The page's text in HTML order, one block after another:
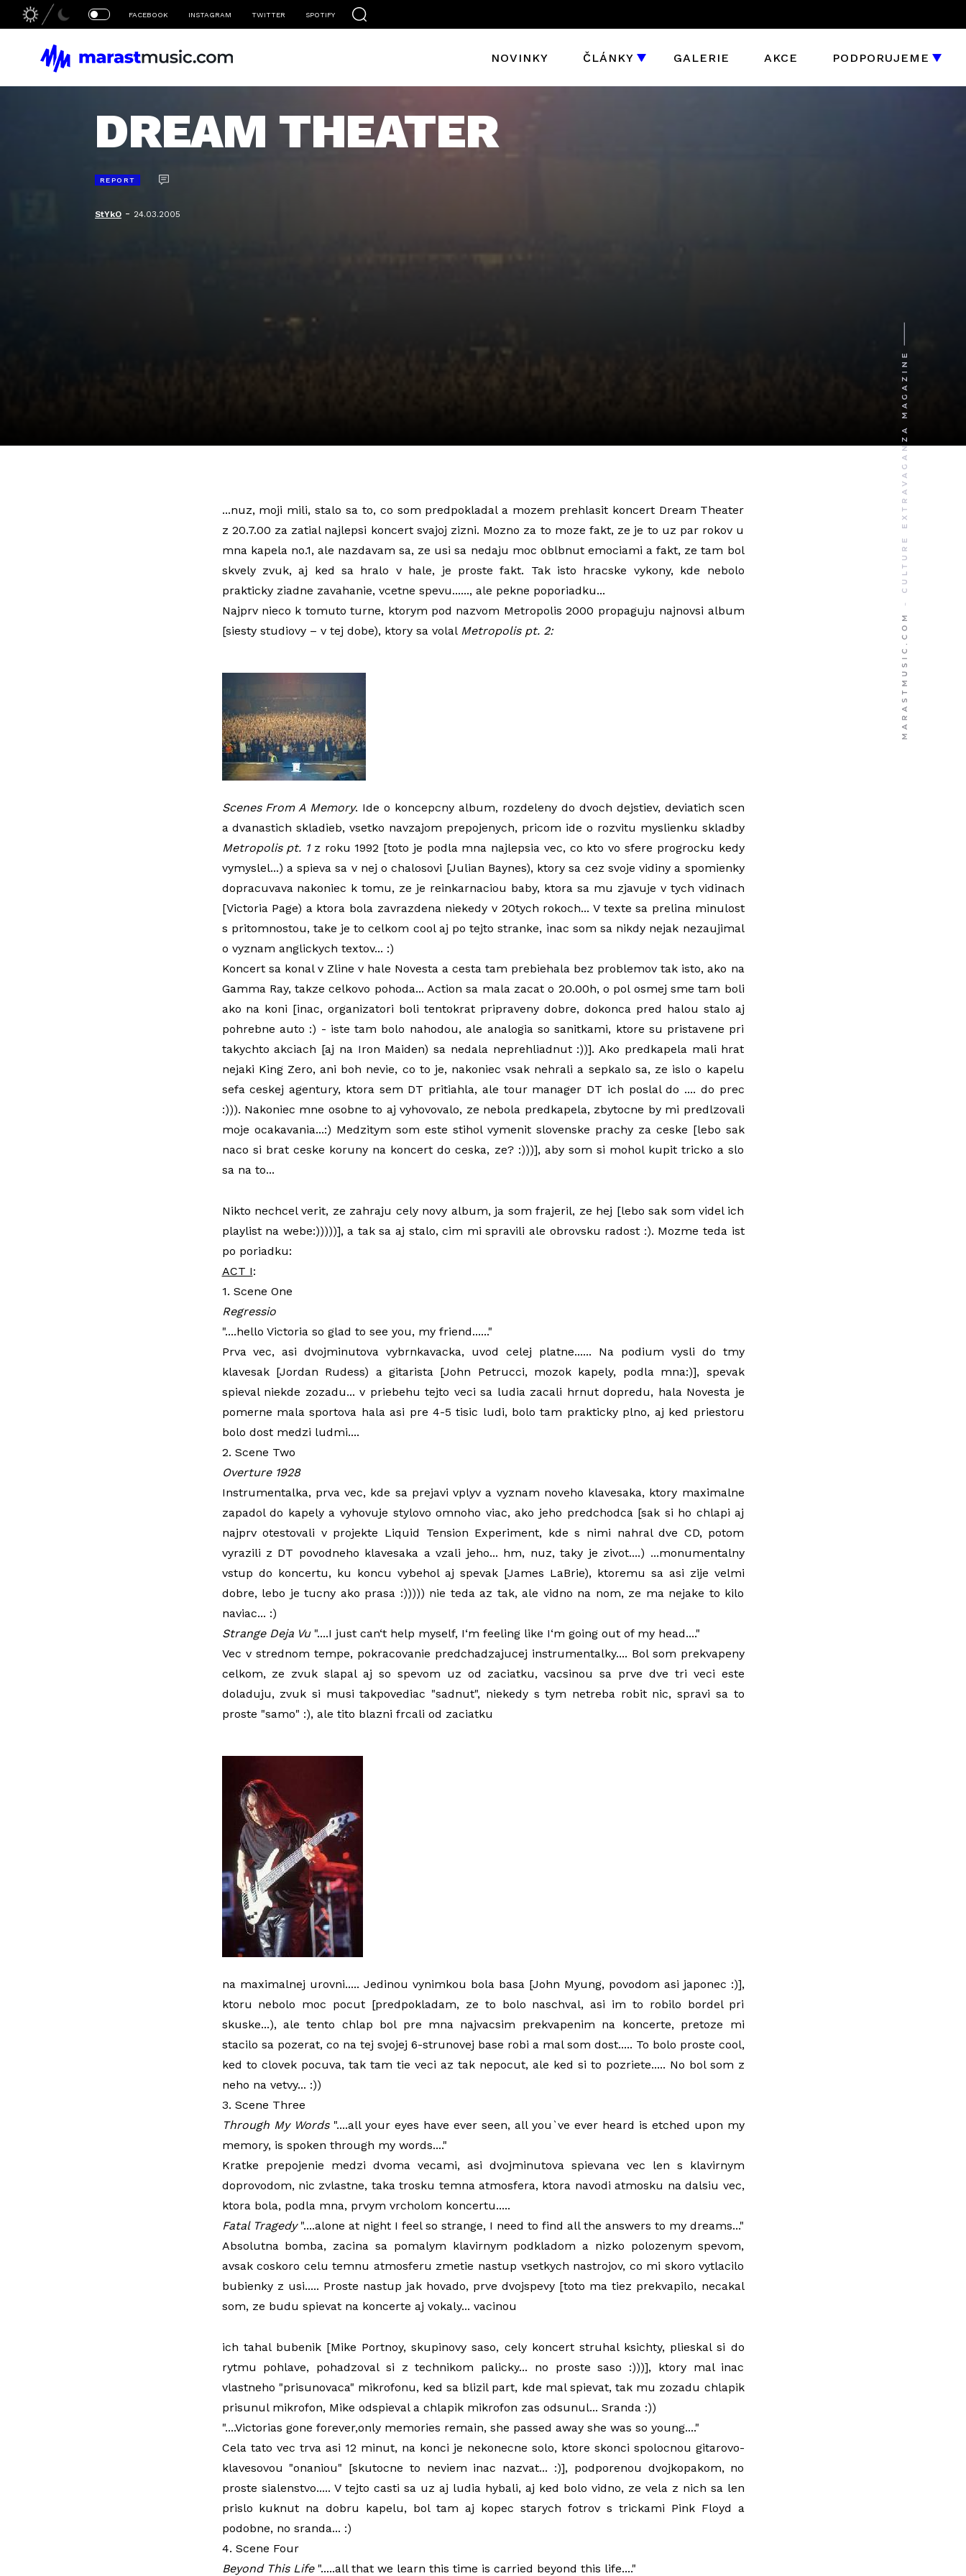
FACEBOOK INSTAGRAM TWITTER SPOTIFY
NOVINKY ČLÁNKY GALERIE AKCE PODPORUJEME
DREAM THEATER
REPORT
StYkO - 24.03.2005
...nuz, moji mili, stalo sa to, co som predpokladal a mozem prehlasit koncert Dream Theater
z 20.7.00 za zatial najlepsi koncert svajoj zizni. Mozno za to moze fakt, ze je to uz par rokov u
mna kapela no.1, ale nazdavam sa, ze usi sa nedaju moc oblbnut emociami a fakt, ze tam bol
skvely zvuk, aj ked sa hralo v hale, je proste fakt. Tak isto hracske vykony, kde nebolo
prakticky ziadne zavahanie, vcetne spevu......, ale pekne poporiadku...
Najprv nieco k tomuto turne, ktorym pod nazvom Metropolis 2000 propaguju najnovsi album
[siesty studiovy – v tej dobe), ktory sa volal Metropolis pt. 2:
Scenes From A Memory. Ide o koncepcny album, rozdeleny do dvoch dejstiev, deviatich scen
a dvanastich skladieb, vsetko navzajom prepojenych, pricom ide o rozvitu myslienku skladby
Metropolis pt. 1z roku 1992 [toto je podla mna najlepsia vec, co kto vo sfere progrocku kedy
vymyslel...) a spieva sa v nej o chalosovi [Julian Baynes), ktory sa cez svoje vidiny a spomienky
dopracuvava nakoniec k tomu, ze je reinkarnaciou baby, ktora sa mu zjavuje v tych vidinach
[Victoria Page) a ktora bola zavrazdena niekedy v 20tych rokoch... V texte sa prelina minulost
s pritomnostou, take je to celkom cool aj po tejto stranke, inac som sa nikdy nejak nezaujimal
o vyznam anglickych textov... :)
Koncert sa konal v Zline v hale Novesta a cesta tam prebiehala bez problemov tak isto, ako na
Gamma Ray, takze celkovo pohoda... Action sa mala zacat o 20.00h, o pol osmej sme tam boli
ako na koni [inac, organizatori boli tentokrat pripraveny dobre, dokonca pred halou stalo aj
pohrebne auto :) - iste tam bolo nahodou, ale analogia so sanitkami, ktore su pristavene pri
takychto akciach [aj na Iron Maiden) sa nedala neprehliadnut :))]. Ako predkapela mali hrat
nejaki King Zero, ani boh nevie, co to je, nakoniec vsak nehrali a sepkalo sa, ze islo o kapelu
sefa ceskej agentury, ktora sem DT pritiahla, ale tour manager DT ich poslal do .... do prec
:))). Nakoniec mne osobne to aj vyhovovalo, ze nebola predkapela, zbytocne by mi predlzovali
moje ocakavania...:) Medzitym som este stihol vymenit slovenske prachy za ceske [lebo sak
naco si brat ceske koruny na koncert do ceska, ze? :)))], aby som si mohol kupit tricko a slo
sa na to...
Nikto nechcel verit, ze zahraju cely novy album, ja som frajeril, ze hej [lebo sak som videl ich
playlist na webe:)))))], a tak sa aj stalo, cim mi spravili ale obrovsku radost :). Mozme teda ist
po poriadku:
ACT I:
1. Scene One
Regressio
"....hello Victoria so glad to see you, my friend......"
Prva vec, asi dvojminutova vybrnkavacka, uvod celej platne...... Na podium vysli do tmy
klavesak [Jordan Rudess) a gitarista [John Petrucci, mozok kapely, podla mna:)], spevak
spieval niekde zozadu... v priebehu tejto veci sa ludia zacali hrnut dopredu, hala Novesta je
pomerne mala sportova hala asi pre 4-5 tisic ludi, bolo tam prakticky plno, aj ked priestoru
bolo dost medzi ludmi....
2. Scene Two
Overture 1928
Instrumentalka, prva vec, kde sa prejavi vplyv a vyznam noveho klavesaka, ktory maximalne
zapadol do kapely a vyhovuje stylovo omnoho viac, ako jeho predchodca [sak si ho chlapi aj
najprv otestovali v projekte Liquid Tension Experiment, kde s nimi nahral dve CD, potom
vyrazili z DT povodneho klavesaka a vzali jeho... hm, nuz, taky je zivot....) ...monumentalny
vstup do koncertu, ku koncu vybehol aj spevak [James LaBrie), ktoremu sa asi zije velmi
dobre, lebo je tucny ako prasa :))))) nie teda az tak, ale vidno na nom, ze ma nejake to kilo
naviac... :)
Strange Deja Vu"....I just can‘t help myself, I‘m feeling like I‘m going out of my head...."
Vec v strednom tempe, pokracovanie predchadzajucej instrumentalky.... Bol som prekvapeny
celkom, ze zvuk slapal aj so spevom uz od zaciatku, vacsinou sa prve dve tri veci este
doladuju, zvuk si musi takpovediac "sadnut", niekedy s tym netreba robit nic, spravi sa to
proste "samo" :), ale tito blazni frcali od zaciatku
na maximalnej urovni..... Jedinou vynimkou bola basa [John Myung, povodom asi japonec :)],
ktoru nebolo moc pocut [predpokladam, ze to bolo naschval, asi im to robilo bordel pri
skuske...), ale tento chlap bol pre mna najvacsim prekvapenim na koncerte, pretoze mi
stacilo sa pozerat, co na tej svojej 6-strunovej base robi a mal som dost..... To bolo proste cool,
ked to clovek pocuva, tak tam tie veci az tak nepocut, ale ked si to pozriete..... No bol som z
neho na vetvy... :))
3. Scene Three
Through My Words"....all your eyes have ever seen, all you`ve ever heard is etched upon my
memory, is spoken through my words...."
Kratke prepojenie medzi dvoma vecami, asi dvojminutova spievana vec len s klavirnym
doprovodom, nic zvlastne, taka trosku temna atmosfera, ktora navodi atmosku na dalsiu vec,
ktora bola, podla mna, prvym vrcholom koncertu.....
Fatal Tragedy"....alone at night I feel so strange, I need to find all the answers to my dreams..."
Absolutna bomba, zacina sa pomalym klavirnym podkladom a nizko polozenym spevom,
avsak coskoro celu temnu atmosferu zmetie nastup vsetkych nastrojov, co mi skoro vytlacilo
bubienky z usi..... Proste nastup jak hovado, prve dvojspevy [toto ma tiez prekvapilo, necakal
som, ze budu spievat na koncerte aj vokaly... vacinou
ich tahal bubenik [Mike Portnoy, skupinovy saso, cely koncert struhal ksichty, plieskal si do
rytmu pohlave, pohadzoval si z technikom palicky... no proste saso :)))], ktory mal inac
vlastneho "prisunovaca" mikrofonu, ked sa blizil part, kde mal spievat, tak mu zozadu chlapik
prisunul mikrofon, Mike odspieval a chlapik mikrofon zas odsunul... Sranda :))
"....Victorias gone forever,only memories remain, she passed away she was so young...."
Cela tato vec trva asi 12 minut, na konci je nekonecne solo, ktore skonci spolocnou gitarovo-
klavesovou "onaniou" [skutocne to neviem inac nazvat... :)], podporenou dvojkopakom, no
proste sialenstvo..... V tejto casti sa uz aj ludia hybali, aj ked bolo vidno, ze vela z nich sa len
prislo kuknut na dobru kapelu, bol tam aj kopec starych fotrov s trickami Pink Floyd a
podobne, no sranda... :)
4. Scene Four
Beyond This Life".....all that we learn this time is carried beyond this life...."